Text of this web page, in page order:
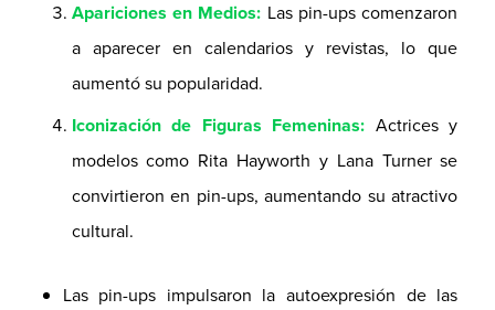
Apariciones en Medios: Las pin-ups comenzaron
a aparecer en calendarios y revistas, lo que
aumentó su popularidad.
Iconización de Figuras Femeninas: Actrices y
modelos como Rita Hayworth y Lana Turner se
convirtieron en pin-ups, aumentando su atractivo
cultural.
Las pin-ups impulsaron la autoexpresión de las